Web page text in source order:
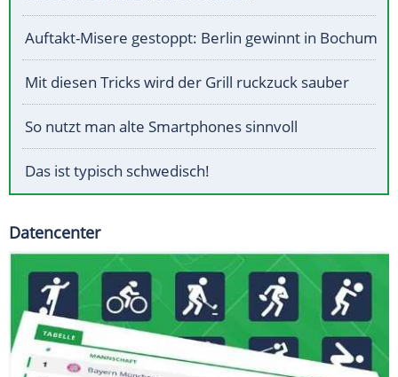
Auftakt-Misere gestoppt: Berlin gewinnt in Bochum
Mit diesen Tricks wird der Grill ruckzuck sauber
So nutzt man alte Smartphones sinnvoll
Das ist typisch schwedisch!
Datencenter